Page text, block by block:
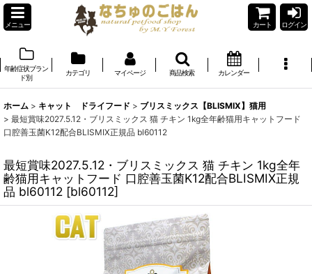
メニュー カート ログイン
年齢症状ブラン
ド別
カテゴリ マイページ 商品検索 カレンダー
ホーム > キャット ドライフード > ブリスミックス【BLISMIX】猫用
> 最短賞味2027.5.12・ブリスミックス 猫 チキン 1kg全年齢猫用キャットフード
口腔善玉菌K12配合BLISMIX正規品 bl60112
最短賞味2027.5.12・ブリスミックス 猫 チキン 1kg全年
齢猫用キャットフード 口腔善玉菌K12配合BLISMIX正規
品 bl60112 [bl60112]